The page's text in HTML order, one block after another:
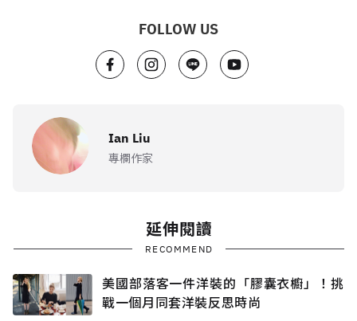
FOLLOW US
Ian Liu
專欄作家
延伸閱讀
RECOMMEND
美國部落客一件洋裝的「膠囊衣櫥」！挑
戰一個月同套洋裝反思時尚